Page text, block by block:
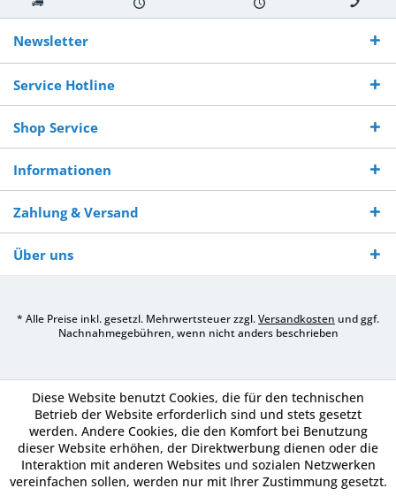
Kostenloser
Versand ab €
250,-
Versand innerhalb von Versand von So erreichen
Sie uns 0160
970 511 90
Newsletter
Service Hotline
Shop Service
Informationen
Zahlung & Versand
Über uns
* Alle Preise inkl. gesetzl. Mehrwertsteuer zzgl.Versandkosten und ggf.
Nachnahmegebühren, wenn nicht anders beschrieben
Diese Website benutzt Cookies, die für den technischen
Betrieb der Website erforderlich sind und stets gesetzt
werden. Andere Cookies, die den Komfort bei Benutzung
dieser Website erhöhen, der Direktwerbung dienen oder die
Interaktion mit anderen Websites und sozialen Netzwerken
vereinfachen sollen, werden nur mit Ihrer Zustimmung gesetzt.